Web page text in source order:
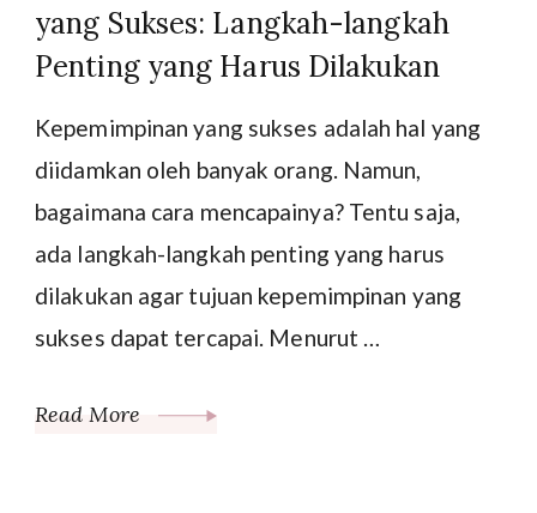
yang Sukses: Langkah-langkah
Penting yang Harus Dilakukan
Kepemimpinan yang sukses adalah hal yang
diidamkan oleh banyak orang. Namun,
bagaimana cara mencapainya? Tentu saja,
ada langkah-langkah penting yang harus
dilakukan agar tujuan kepemimpinan yang
sukses dapat tercapai. Menurut …
Read More